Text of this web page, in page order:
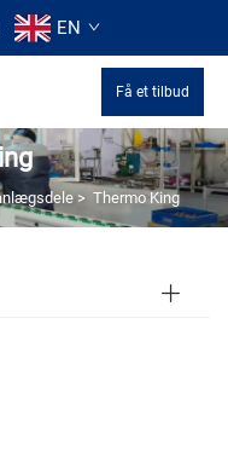
EN
Få et tilbud
> Thermo King